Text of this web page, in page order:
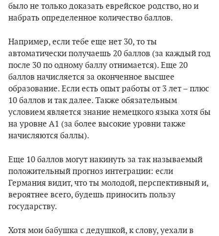
было не только доказать еврейское родство, но и
набрать определенное количество баллов.
Например, если тебе еще нет 30, то ты
автоматически получаешь 20 баллов (за каждый год
после 30 по одному баллу отнимается). Еще 20
баллов начисляется за оконченное высшее
образование. Если есть опыт работы от 3 лет – плюс
10 баллов и так далее. Также обязательным
условием является знание немецкого языка хотя бы
на уровне А1 (за более высокие уровни также
начисляются баллы).
Еще 10 баллов могут накинуть за так называемый
положительный прогноз интеграции: если
Германия видит, что ты молодой, перспективный и,
вероятнее всего, будешь приносить пользу
государству.
Хотя мои бабушка с дедушкой, к слову, уехали в